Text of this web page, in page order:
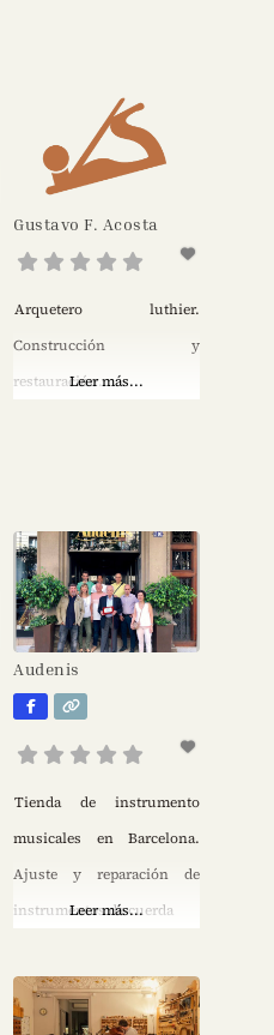
Gustavo F. Acosta
Arquetero luthier.
Construcción y
restauración.Leer más...
Audenis
Tienda de instrumento
musicales en Barcelona.
Ajuste y reparación de
instrumentos de cuerda
Leer más...